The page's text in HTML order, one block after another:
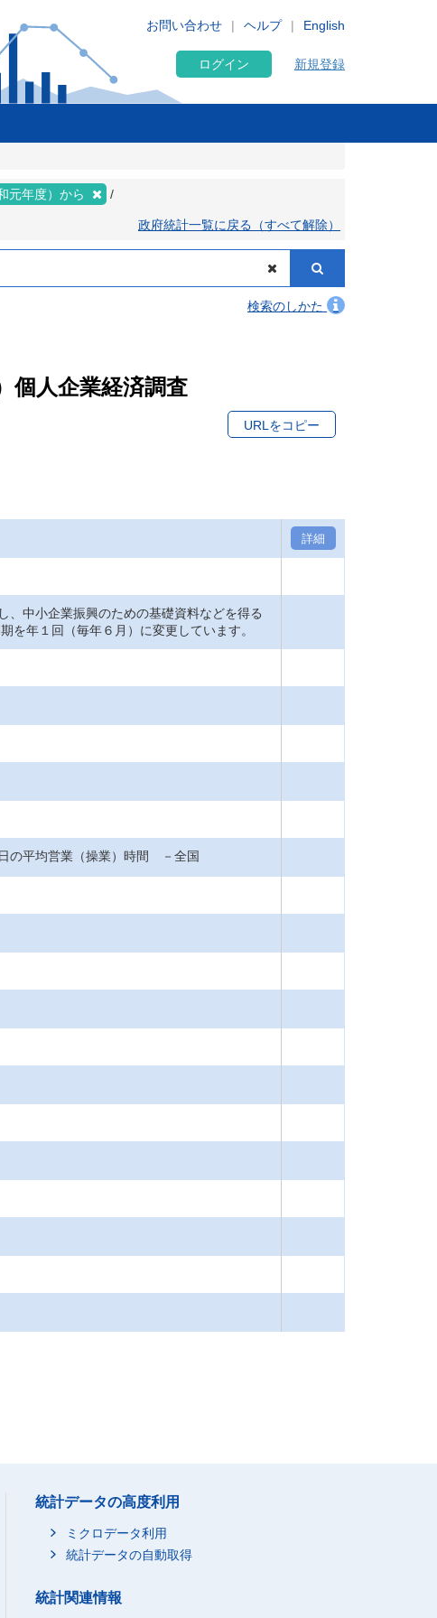
English
お問い合わせ ヘルプ
ログイン 新規登録
元年度）から
政府統計一覧に戻る（すべて解除）
検索のしかた
個人企業経済調査
URLをコピー
詳細
中小企業振興のための基礎資料などを得る
を年１回（毎年６月）に変更しています。
の平均営業（操業）時間 －全国
統計データの高度利用
ミクロデータ利用
統計データの自動取得
統計関連情報